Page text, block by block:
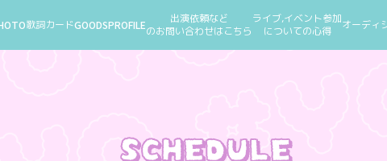
歌詞カードGOODSPROFILE
出演依頼など
のお問い合わせはこちら
ライブ,イベント参加
についての心得
オーディ